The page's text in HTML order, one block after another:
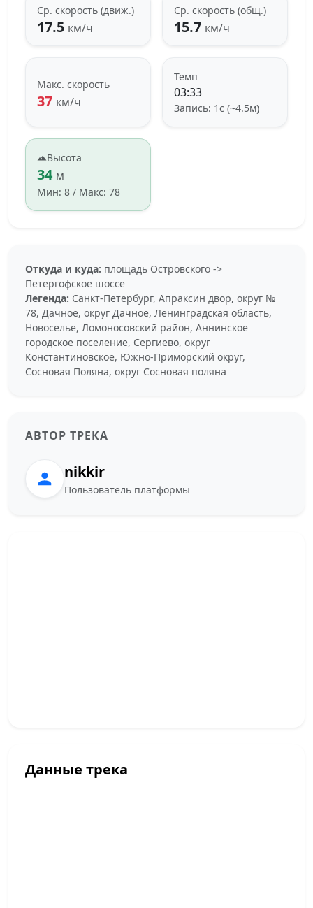
Ср. скорость (движ.)
17.5 км/ч
Ср. скорость (общ.)
15.7 км/ч
Макс. скорость
37 км/ч
Темп
03:33
Запись: 1с (~4.5м)
Высота
34 м
Мин: 8 / Макс: 78
Откуда и куда: площадь Островского ->
Петергофское шоссе
Легенда: Санкт-Петербург, Апраксин двор, округ №
78, Дачное, округ Дачное, Ленинградская область,
Новоселье, Ломоносовский район, Аннинское
городское поселение, Сергиево, округ
Константиновское, Южно-Приморский округ,
Сосновая Поляна, округ Сосновая поляна
АВТОР ТРЕКА
nikkir
Пользователь платформы
Данные трека